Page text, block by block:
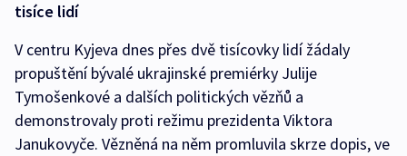
tisíce lidí
V centru Kyjeva dnes přes dvě tisícovky lidí žádaly
propuštění bývalé ukrajinské premiérky Julije
Tymošenkové a dalších politických vězňů a
demonstrovaly proti režimu prezidenta Viktora
Janukovyče. Vězněná na něm promluvila skrze dopis, ve